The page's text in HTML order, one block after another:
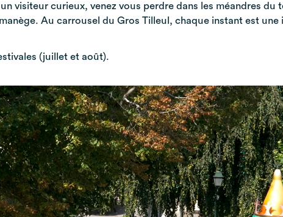
visiteur curieux, venez vous perdre dans les méandres
Au carrousel du Gros Tilleul, chaque instant est
(juillet et août).